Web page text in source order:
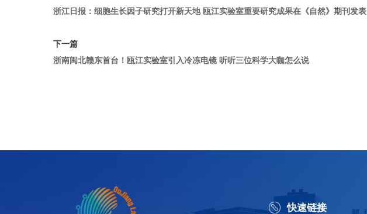
浙江日报：细胞生长因子研究打开新天地 瓯江实验室重要研究成果在《自然》期刊发表
下一篇
浙南闽北赣东首台！瓯江实验室引入冷冻电镜 听听三位科学大咖怎么说
快速链接